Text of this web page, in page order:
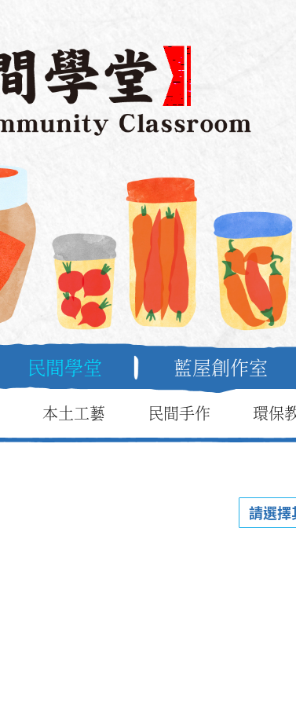
民間學堂 藍屋創作室
本土工藝 民間手作 環保
請選擇